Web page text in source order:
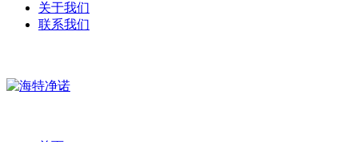
关于我们
联系我们